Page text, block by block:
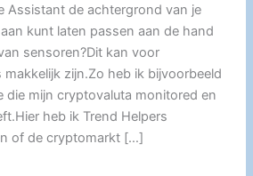
Assistant de achtergrond van je
kunt laten passen aan de hand
sensoren?Dit kan voor
zijn.Zo heb ik bijvoorbeeld
die mijn cryptovaluta monitored en
heb ik Trend Helpers
of de cryptomarkt […]